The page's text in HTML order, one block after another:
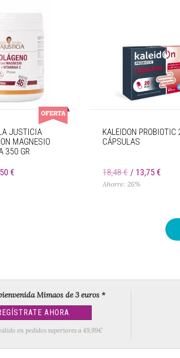
JUSTICIA
MAGNESIO
350 GR
€
KALEIDON PROBIOTIC
CÁPSULAS
18,48 € 13,75 €
Ahorre: 26%
Mimaos de 3 euros *
AHORA
en pedidos superiores a 49,99€